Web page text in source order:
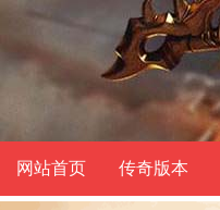
网站首页 传奇版本